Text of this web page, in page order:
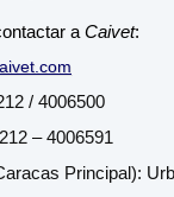
a Caivet:
/ 4006500
– 4006591
Principal):